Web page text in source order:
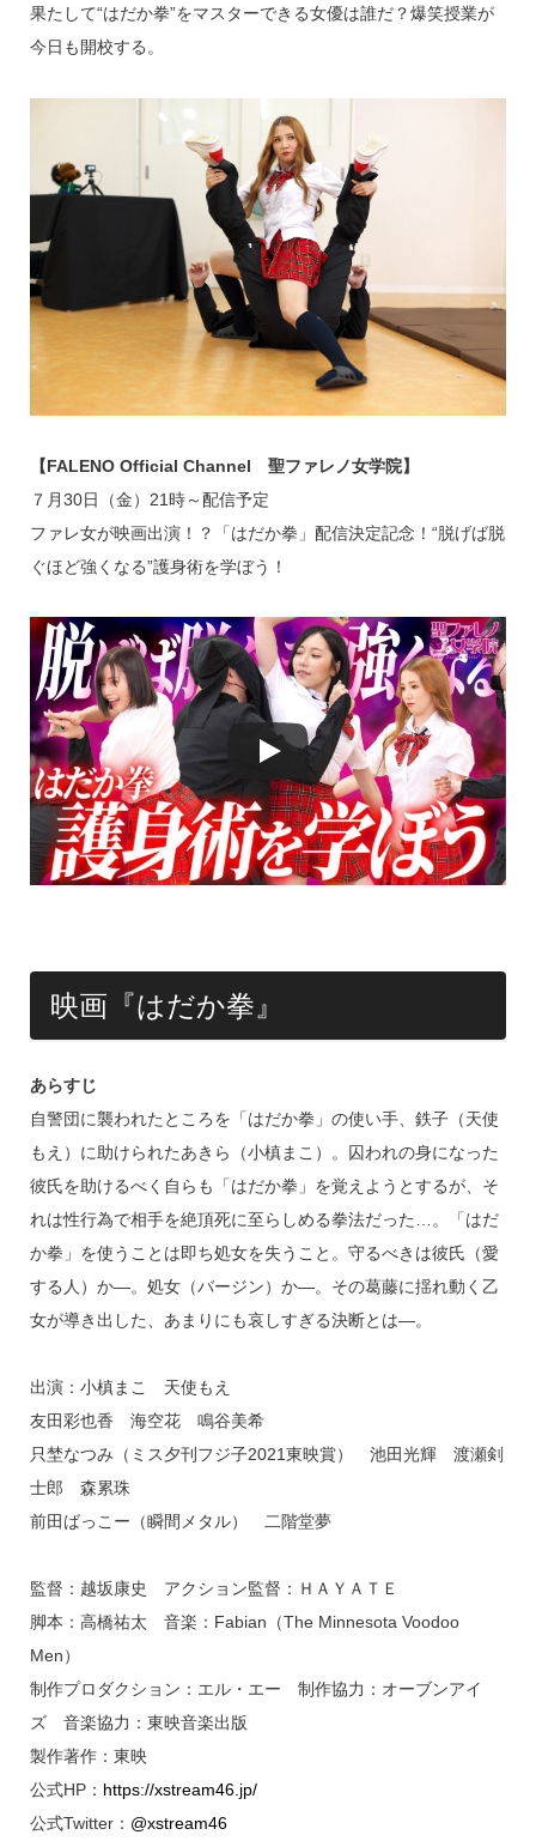
果たして“はだか拳”をマスターできる女優は誰だ？爆笑授業が
今日も開校する。
【FALENO Official Channel 聖ファレノ女学院】
７月30日（金）21時～配信予定
ファレ女が映画出演！？「はだか拳」配信決定記念！“脱げば脱
ぐほど強くなる”護身術を学ぼう！
映画『はだか拳』
あらすじ
自警団に襲われたところを「はだか拳」の使い手、鉄子（天使
もえ）に助けられたあきら（小槙まこ）。囚われの身になった
彼氏を助けるべく自らも「はだか拳」を覚えようとするが、そ
れは性行為で相手を絶頂死に至らしめる拳法だった…。「はだ
か拳」を使うことは即ち処女を失うこと。守るべきは彼氏（愛
する人）か―。処女（バージン）か―。その葛藤に揺れ動く乙
女が導き出した、あまりにも哀しすぎる決断とは―。
出演：小槙まこ 天使もえ
友田彩也香 海空花 鳴谷美希
只埜なつみ（ミス夕刊フジ子2021東映賞） 池田光輝 渡瀬剣
士郎 森累珠
前田ばっこー（瞬間メタル） 二階堂夢
監督：越坂康史 アクション監督：ＨＡＹＡＴＥ
脚本：高橋祐太 音楽：Fabian（The Minnesota Voodoo
Men）
制作プロダクション：エル・エー 制作協力：オーブンアイ
ズ 音楽協力：東映音楽出版
製作著作：東映
公式HP： https://xstream46.jp/
公式Twitter： @xstream46